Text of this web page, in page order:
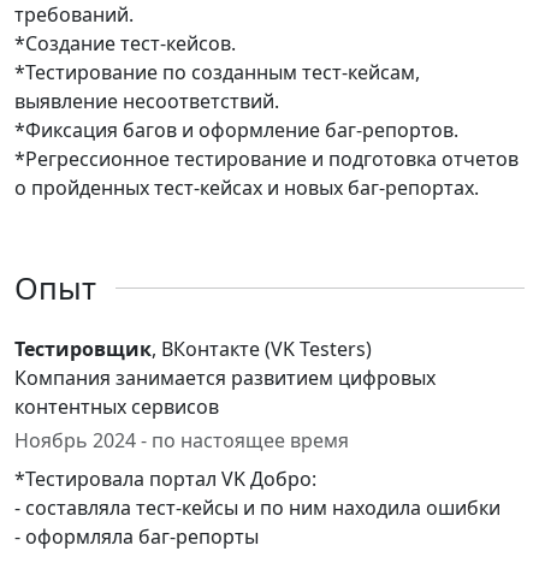
требований.
*Создание тест-кейсов.
*Тестирование по созданным тест-кейсам,
выявление несоответствий.
*Фиксация багов и оформление баг-репортов.
*Регрессионное тестирование и подготовка отчетов
о пройденных тест-кейсах и новых баг-репортах.
Опыт
Тестировщик, ВКонтакте (VK Testers)
Компания занимается развитием цифровых
контентных сервисов
Ноябрь 2024 - по настоящее время
*Тестировала портал VK Добро:
- составляла тест-кейсы и по ним находила ошибки
- оформляла баг-репорты